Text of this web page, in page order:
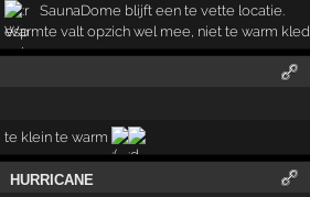
SaunaDome blijft een te vette locatie.
Warmte valt opzich wel mee, niet te warm
te klein te warm
HURRICANE